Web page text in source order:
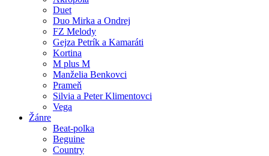
Duet
Duo Mirka a Ondrej
FZ Melody
Gejza Petrík a Kamaráti
Kortina
M plus M
Manželia Benkovci
Prameň
Silvia a Peter Klimentovci
Vega
Žánre
Beat-polka
Beguine
Country